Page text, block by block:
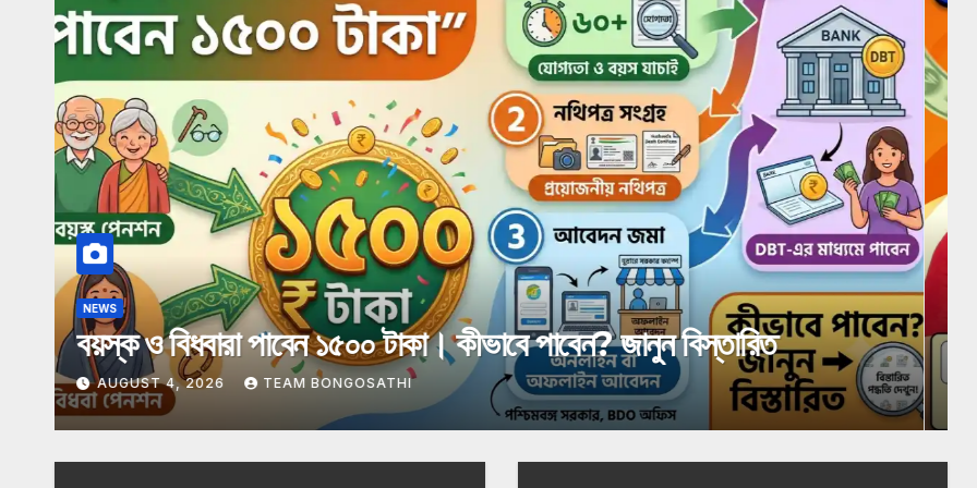
NEWS LATEST NEWS
অগাস্টের ₹৩,০০০ কবে ব্যাঙ্কে আসতে পারে? কারা পাবেন, কীভাবে স্ট্যাটাস চেক
করবেন
AUGUST 3, 2026 TEAM BONGOSATHI